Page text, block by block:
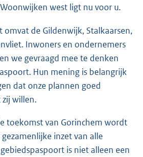
west ligt nu voor u.
omvat de Gildenwijk, Stalkaarsen,
Inwoners en ondernemers
we gevraagd mee te denken
Hun mening is belangrijk
dat onze plannen goed
willen.
toekomst van Gorinchem wordt
inzet van alle
is niet alleen een